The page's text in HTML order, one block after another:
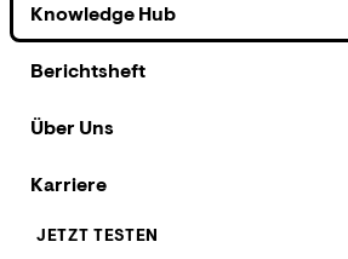
Knowledge Hub
Berichtsheft
Über Uns
Karriere
JETZT TESTEN